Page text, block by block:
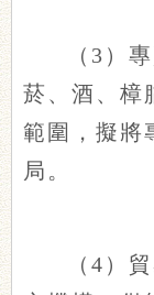
（3）
菸、酒、樟
範圍，擬將
局。
（4）